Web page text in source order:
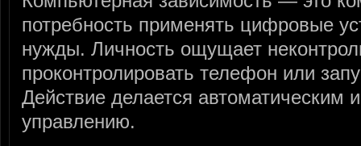
потребность применять цифровые
нужды. Личность ощущает
проконтролировать телефон или
Действие делается автоматическим
управлению.